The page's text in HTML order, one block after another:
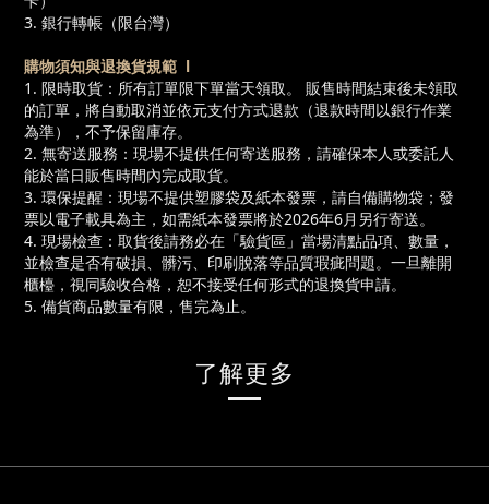
3. 銀行轉帳（限台灣）
購物須知與退換貨規範 l
1. 限時取貨：所有訂單限下單當天領取。 販售時間結束後未領取
的訂單，將自動取消並依元支付方式退款（退款時間以銀行作業
為準），不予保留庫存。
2. 無寄送服務：現場不提供任何寄送服務，請確保本人或委託人
能於當日販售時間內完成取貨。​
3. 環保提醒：現場不提供塑膠袋及紙本發票，請自備購物袋；發
票以電子載具為主，如需紙本發票將於2026年6月另行寄送。
4. 現場檢查：取貨後請務必在「驗貨區」當場清點品項、數量，
並檢查是否有破損、髒污、印刷脫落等品質瑕疵問題。一旦離開
櫃檯，視同驗收合格，恕不接受任何形式的退換貨申請。
5. 備貨商品數量有限，售完為止。
了解更多